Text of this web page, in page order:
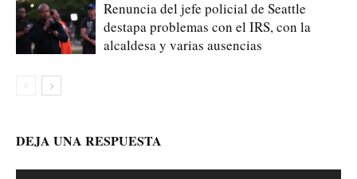
Renuncia del jefe policial de Seattle
destapa problemas con el IRS, con la
alcaldesa y varias ausencias
DEJA UNA RESPUESTA